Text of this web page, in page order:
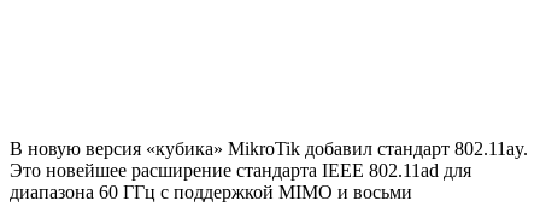
В новую версия «кубика» MikroTik добавил стандарт 802.11ay.
Это новейшее расширение стандарта IEEE 802.11ad для
диапазона 60 ГГц с поддержкой MIMO и восьми